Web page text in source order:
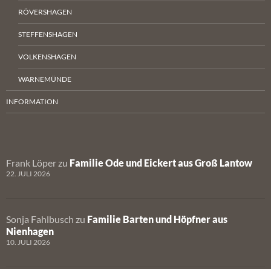
RÖVERSHAGEN
STEFFENSHAGEN
VOLKENSHAGEN
WARNEMÜNDE
INFORMATION
Frank Löper zu Familie Ode und Eickert aus Groß Lantow
22. JULI 2026
Sonja Fahlbusch zu Familie Barten und Höpfner aus
Nienhagen
10. JULI 2026